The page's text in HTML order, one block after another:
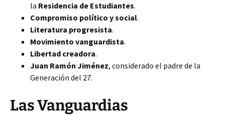
la Residencia de Estudiantes.
Compromiso político y social.
Literatura progresista.
Movimiento vanguardista.
Libertad creadora.
Juan Ramón Jiménez, considerado el padre de la
Generación del 27.
Las Vanguardias